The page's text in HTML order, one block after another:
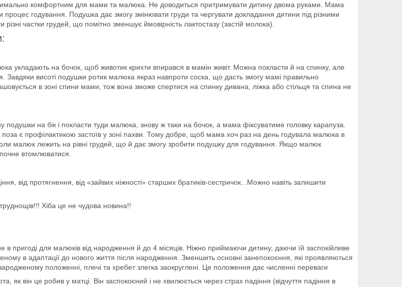
комфортним для мами та малюка. Не доводиться притримувати дитину двома руками. Мама
годування. Подушка дає змогу змінювати груди та чергувати докладання дитини під різними
частки грудей, що помітно зменшує ймовірність лактостазу (застій молока).
укладають на бочок, щоб животик крихти впирався в мамін живіт. Можна покласти й на спинку, але
Завдяки висоті подушки ротик малюка якраз навпроти соска, що дасть змогу мамі правильно
в зоні спини мами, тож вона зможе спертися на спинку дивана, ліжка або стільця та спина не
подушки на бік і покласти туди малюка, знову ж таки на бочок, а мама фіксуватиме головку карапуза.
є профілактикою застоїв у зоні пахви. Тому добре, щоб мама хоч раз на день годувала малюка в
малюк лежить на рівні грудей, що й дає змогу зробити подушку для годування. Якщо малюк
втомлюватися.
від протягнення, від «зайвих ніжності» старших братиків-сестричок...Можно навіть залишити
Хіба це не чудова новина!!
пригоді для малюків від народження й до 4 місяців. Ніжно приймаючи дитину, даючи їй заспокійливе
в адаптації до нового життя після народження. Зменшить основні занепокоєння, які проявляються
положенні, плечі та хребет злегка заокруглені. Це положення дає численні переваги
як він це робив у матці. Він заспокоєний і не хвилюється через страх падіння (відчуття падіння в